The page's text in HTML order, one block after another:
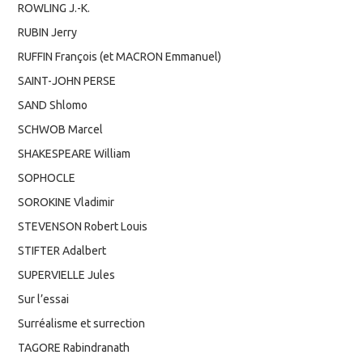
ROWLING J.-K.
RUBIN Jerry
RUFFIN François (et MACRON Emmanuel)
SAINT-JOHN PERSE
SAND Shlomo
SCHWOB Marcel
SHAKESPEARE William
SOPHOCLE
SOROKINE Vladimir
STEVENSON Robert Louis
STIFTER Adalbert
SUPERVIELLE Jules
Sur l’essai
Surréalisme et surrection
TAGORE Rabindranath